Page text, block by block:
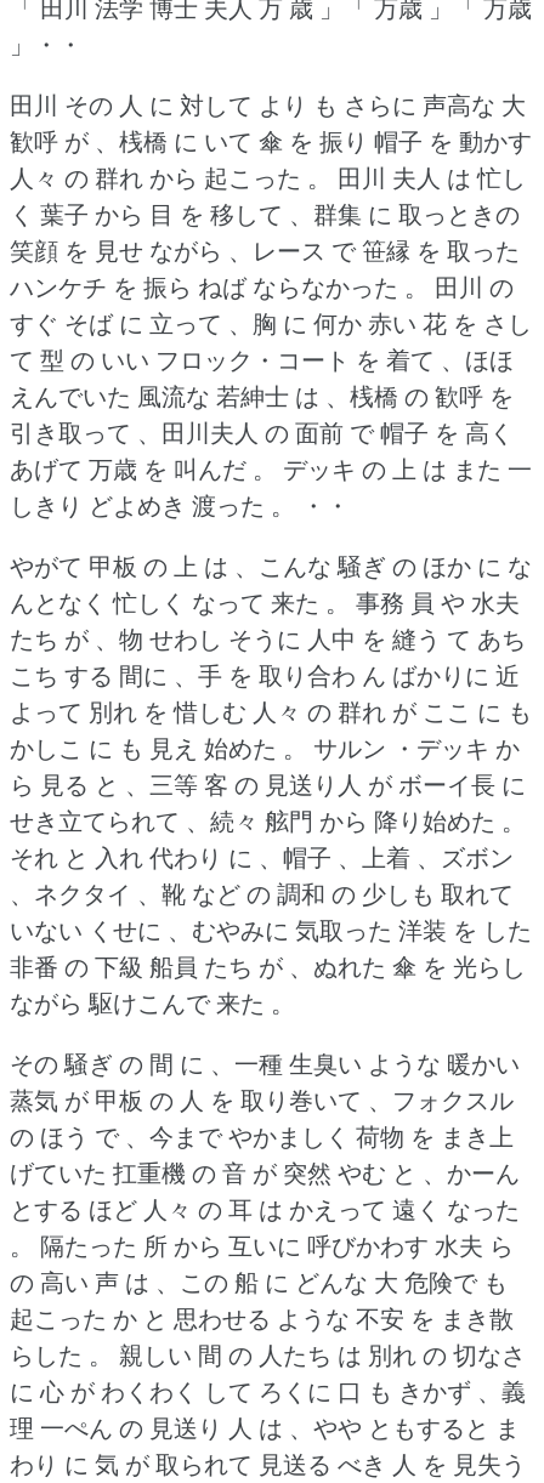
「 田川 法学 博士 夫人 万 歳 」「 万歳 」「 万歳
」・・
田川 その 人 に 対して より も さらに 声高な 大
歓呼 が 、桟橋 に いて 傘 を 振り 帽子 を 動かす
人々 の 群れ から 起こった 。
田川 夫人 は 忙し
く 葉子 から 目 を 移して 、群集 に 取っときの
笑顔 を 見せ ながら 、レース で 笹縁 を 取った
ハンケチ を 振ら ねば ならなかった 。
田川 の
すぐ そば に 立って 、胸 に 何か 赤い 花 を さし
て 型 の いい フロック・コート を 着て 、ほほ
えんでいた 風流な 若紳士 は 、桟橋 の 歓呼 を
引き取って 、田川夫人 の 面前 で 帽子 を 高く
あげて 万歳 を 叫んだ 。
デッキ の 上 は また 一
しきり どよめき 渡った 。
・・
やがて 甲板 の 上 は 、こんな 騒ぎ の ほか に な
んとなく 忙しく なって 来た 。
事務 員 や 水夫
たち が 、物 せわし そうに 人中 を 縫う て あち
こち する 間に 、手 を 取り合わ ん ばかりに 近
よって 別れ を 惜しむ 人々 の 群れ が ここ に も
かしこ に も 見え 始めた 。
サルン ・デッキ か
ら 見る と 、三等 客 の 見送り人 が ボーイ長 に
せき立てられて 、続々 舷門 から 降り始めた 。
それ と 入れ 代わり に 、帽子 、上着 、ズボン
、ネクタイ 、靴 など の 調和 の 少しも 取れて
いない くせに 、むやみに 気取った 洋装 を した
非番 の 下級 船員 たち が 、ぬれた 傘 を 光らし
ながら 駆けこんで 来た 。
その 騒ぎ の 間 に 、一種 生臭い ような 暖かい
蒸気 が 甲板 の 人 を 取り巻いて 、フォクスル
の ほう で 、今まで やかましく 荷物 を まき上
げていた 扛重機 の 音 が 突然 やむ と 、かーん
とする ほど 人々 の 耳 は かえって 遠く なった
。
隔たった 所 から 互いに 呼びかわす 水夫 ら
の 高い 声 は 、この 船 に どんな 大 危険で も
起こった か と 思わせる ような 不安 を まき散
らした 。
親しい 間 の 人たち は 別れ の 切なさ
に 心 が わくわく して ろくに 口 も きかず 、義
理 一ぺん の 見送り 人 は 、やや ともすると ま
わり に 気 が 取られて 見送る べき 人 を 見失う